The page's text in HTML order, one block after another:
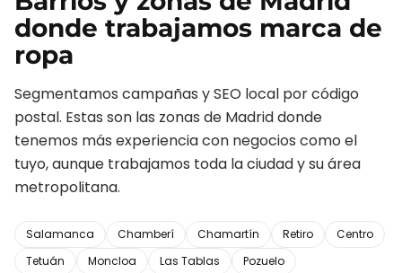
donde trabajamos marca de
ropa
Segmentamos campañas y SEO local por código
postal. Estas son las zonas de Madriddonde
tenemos más experiencia con negocios como el
tuyo, aunque trabajamos toda la ciudad y su área
metropolitana.
Salamanca Chamberí Chamartín Retiro
Centro
Tetuán
Moncloa Las Tablas
Pozuelo